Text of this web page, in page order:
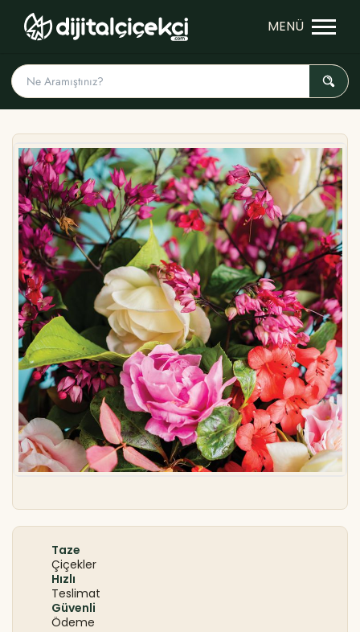
Taze
Çiçekler
Hızlı
Teslimat
Güvenli
Ödeme